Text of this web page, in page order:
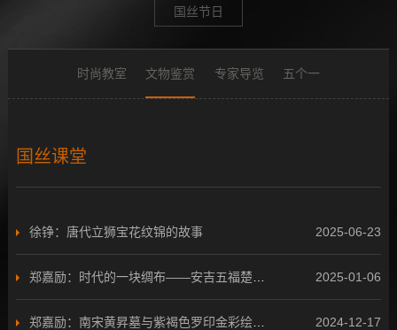
国丝节日
时尚教室 文物鉴赏 专家导览 五个一
国丝课堂
徐铮：唐代立狮宝花纹锦的故事 2025-06-23
2025-01-06
2024-12-17